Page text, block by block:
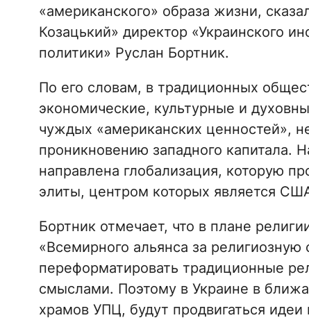
«американского» образа жизни,
Козацький» директор «Украинского
политики» Руслан Бортник.
По его словам, в традиционных
экономические, культурные и
чуждых «американских ценностей»,
проникновению западного капитала.
направлена глобализация, которую
элиты, центром которых является
Бортник отмечает, что в плане
«Всемирного альянса за
переформатировать традиционные
смыслами. Поэтому в Украине в
храмов УПЦ, будут продвигаться